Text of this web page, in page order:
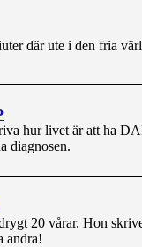
där ute i den fria
hur livet är att ha
diagnosen.
20 vårar. Hon
andra!